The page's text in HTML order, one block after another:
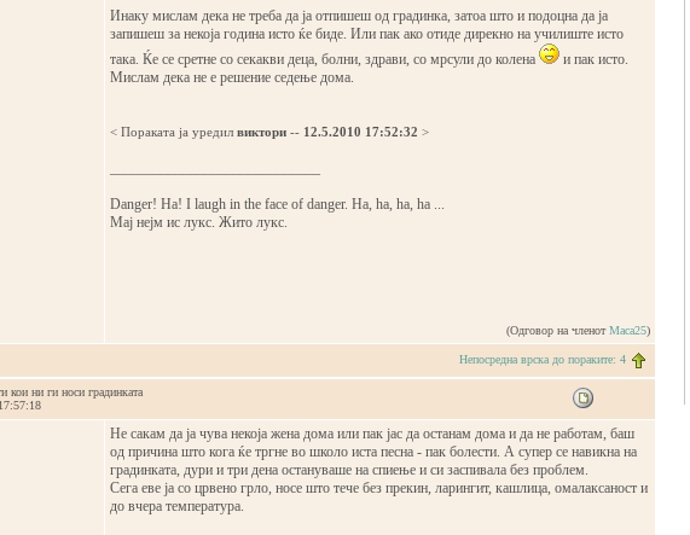
Инаку мислам дека не треба да ја отпишеш од градинка, затоа што и подоцна да ја
запишеш за некоја година исто ќе биде. Или пак ако отиде дирекно на училиште исто
така. Ќе се сретне со секакви деца, болни, здрави, со мрсули до колена
и пак исто.
Мислам дека не е решение седење дома.
< Поракaта ја уредил виктори-- 12.5.2010 17:52:32 >
Danger! Ha! I laugh in the face of danger. Ha, ha, ha, ha ...
Мај нејм ис лукс. Жито лукс.
(Одговор на членотMaca25)
Непосредна врска до пораките: 4
кои ни ги носи градинката
Не сакам да ја чува некоја жена дома или пак јас да останам дома и да не работам, баш
од причина што кога ќе тргне во школо иста песна - пак болести. А супер се навикна на
градинката, дури и три дена остануваше на спиење и си заспивала без проблем.
Сега еве ја со црвено грло, носе што тече без прекин, ларингит, кашлица, омалаксаност и
до вчера температура.